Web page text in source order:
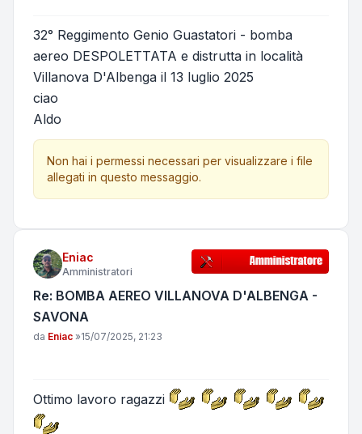
32° Reggimento Genio Guastatori - bomba
aereo DESPOLETTATA e distrutta in località
Villanova D'Albenga il 13 luglio 2025
ciao
Aldo
Non hai i permessi necessari per visualizzare i file
allegati in questo messaggio.
Eniac
Amministratori
Re: BOMBA AEREO VILLANOVA D'ALBENGA -
SAVONA
Messaggio
da Eniac »15/07/2025, 21:23
Ottimo lavoro ragazzi